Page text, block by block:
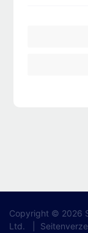
Copyright © 2026
Ltd.